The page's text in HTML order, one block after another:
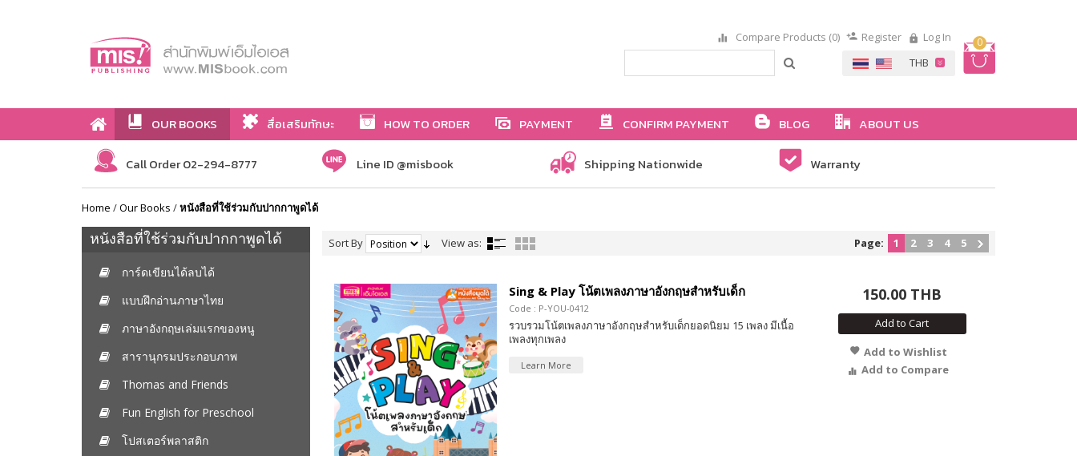
0
Compare Products (0) Register Log In
OUR BOOKS สื่อเสริมทักษะ HOW TO ORDER PAYMENT CONFIRM PAYMENT BLOG ABOUT US
Call Order 02-294-8777 Line ID @misbook Shipping Nationwide Warranty
Home /Our Books /หนังสือที่ใช้ร่วมกับปากกาพูดได้
หนังสือที่ใช้ร่วมกับปากกาพูดได้
การ์ดเขียนได้ลบได้
แบบฝึกอ่านภาษาไทย
ภาษาอังกฤษเล่มแรกของหนู
สารานุกรมประกอบภาพ
Thomas and Friends
Fun English for Preschool
โปสเตอร์พลาสติก
Sort By View as: Page: 1 2 3 4 5
Sing & Play โน้ตเพลงภาษาอังกฤษสำหรับเด็ก
Code : P-YOU-0412
รวบรวมโน้ตเพลงภาษาอังกฤษสำหรับเด็กยอดนิยม 15 เพลง มีเนื้อ
เพลงทุกเพลง
Learn More
150.00 THB
Add to Cart
Add to Wishlist
Add to Compare